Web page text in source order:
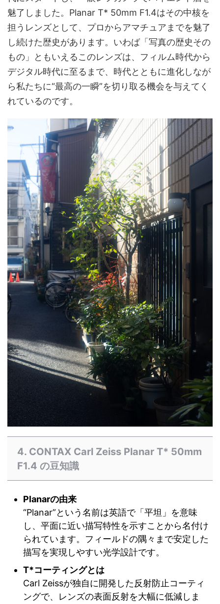
魅了しました。Planar T* 50mm F1.4はその中核を
担うレンズとして、プロからアマチュアまでを魅了
し続けた歴史があります。いわば「写真の歴史その
もの」ともいえるこのレンズは、フィルム時代から
デジタル時代に至るまで、時代とともに進化しなが
ら私たちに“最高の一瞬”を切り取る機会を与えてく
れているのです。
4. CONTAX Carl Zeiss Planar T* 50mm
F1.4 の豆知識
Planarの由来
“Planar”という名前は英語で「平坦」を意味
し、平面に近い描写特性を示すことから名付け
られています。フィールドの隅々まで安定した
描写を実現しやすい光学設計です。
T*コーティングとは
Carl Zeissが独自に開発した反射防止コーティ
ングで、レンズの表面反射を大幅に低減しま